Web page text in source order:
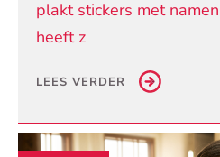
plakt stickers met
heeft z
LEES VERDER